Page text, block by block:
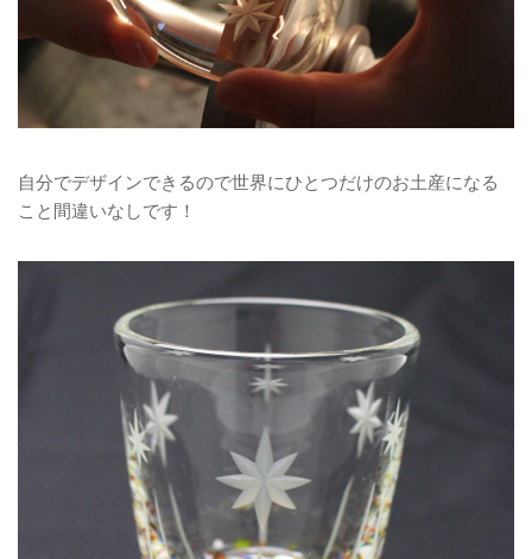
自分でデザインできるので世界にひとつだけのお土産になる
こと間違いなしです！